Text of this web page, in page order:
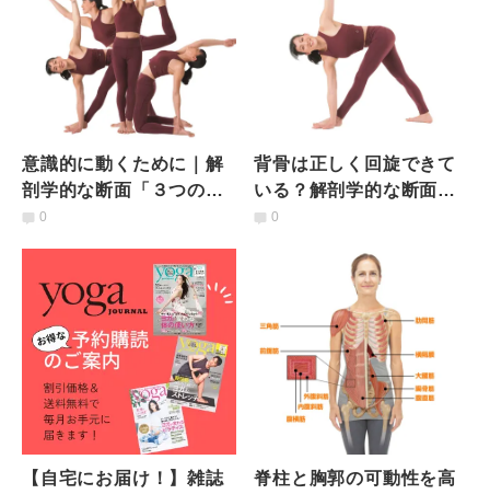
意識的に動くために｜解
剖学的な断面「３つの
面」を理解しよう
0
背骨は正しく回旋できて
いる？解剖学的な断面
「水平面」を理解しよう
0
【自宅にお届け！】雑誌 脊柱と胸郭の可動性を高